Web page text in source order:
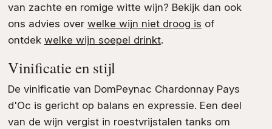
van zachte en romige witte wijn? Bekijk dan ook
ons advies over welke wijn niet droog is of
ontdek welke wijn soepel drinkt.
Vinificatie en stijl
De vinificatie van DomPeynac Chardonnay Pays
d'Oc is gericht op balans en expressie. Een deel
van de wijn vergist in roestvrijstalen tanks om